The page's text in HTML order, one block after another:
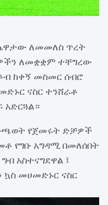
ለመመለስ ጥረት
ለመቋቋም ተቸግረው
ከቀኝ መስመር ሰብሮ
ናስር ተንሸራቶ
አድርጓል።
የጀመሩት ድቻዎች
የግቡ አግዳሚ በመለሰበት
አስተናግደዋል ፤
መሀመድኑር ናስር